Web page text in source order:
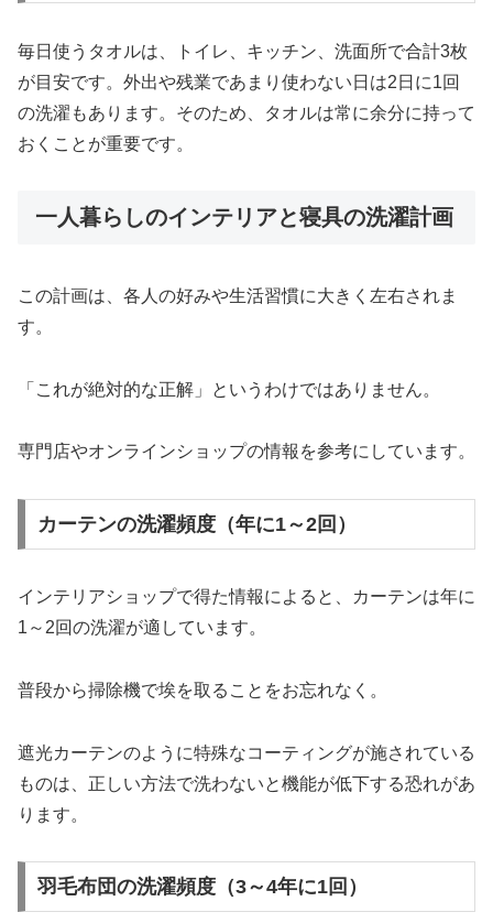
毎日使うタオルは、トイレ、キッチン、洗面所で合計3枚
が目安です。外出や残業であまり使わない日は2日に1回
の洗濯もあります。そのため、タオルは常に余分に持って
おくことが重要です。
一人暮らしのインテリアと寝具の洗濯計画
この計画は、各人の好みや生活習慣に大きく左右されま
す。
「これが絶対的な正解」というわけではありません。
専門店やオンラインショップの情報を参考にしています。
カーテンの洗濯頻度（年に1～2回）
インテリアショップで得た情報によると、カーテンは年に
1～2回の洗濯が適しています。
普段から掃除機で埃を取ることをお忘れなく。
遮光カーテンのように特殊なコーティングが施されている
ものは、正しい方法で洗わないと機能が低下する恐れがあ
ります。
羽毛布団の洗濯頻度（3～4年に1回）